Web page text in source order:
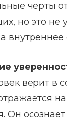
черты
но это не
внутреннее
верит в
Он